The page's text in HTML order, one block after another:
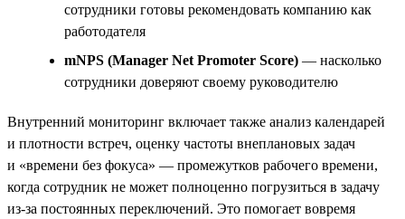
сотрудники готовы рекомендовать компанию как
работодателя
mNPS (Manager Net Promoter Score) — насколько
сотрудники доверяют своему руководителю
Внутренний мониторинг включает также анализ календарей
и плотности встреч, оценку частоты внеплановых задач
и «времени без фокуса» — промежутков рабочего времени,
когда сотрудник не может полноценно погрузиться в задачу
из-за постоянных переключений. Это помогает вовремя